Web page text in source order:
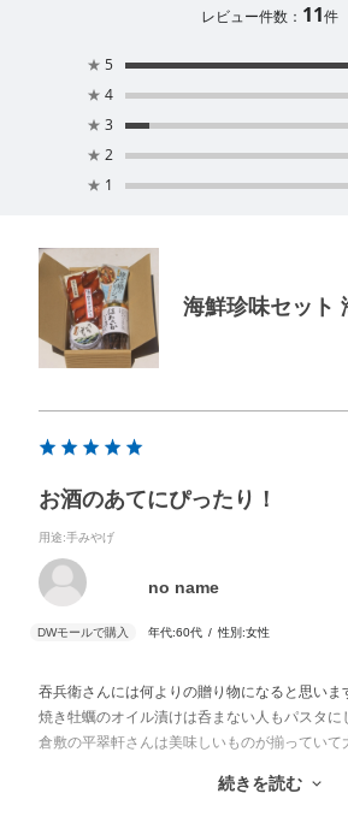
レビュー件数： 11件
★ 5
★ 4
★ 3
★ 2
★ 1
海鮮珍味セット
お酒のあてにぴったり！
用途:手みやげ
no name
年代:60代 性別:女性
吞兵衛さんには何よりの贈り物になると思いま
焼き牡蠣のオイル漬けは呑まない人もパスタに
倉敷の平翠軒さんは美味しいものが揃っていて
続きを読む